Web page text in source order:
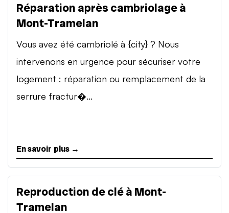
Réparation après cambriolage à
Mont-Tramelan
Vous avez été cambriolé à {city} ? Nous
intervenons en urgence pour sécuriser votre
logement : réparation ou remplacement de la
serrure fractur�...
En savoir plus →
Reproduction de clé à Mont-
Tramelan